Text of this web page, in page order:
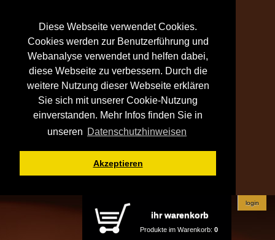
Diese Webseite verwendet Cookies.
Cookies werden zur Benutzerführung und
Webanalyse verwendet und helfen dabei,
diese Webseite zu verbessern. Durch die
weitere Nutzung dieser Webseite erklären
Sie sich mit unserer Cookie-Nutzung
einverstanden. Mehr Infos finden Sie in
unseren Datenschutzhinweisen
Akzeptieren
ihr warenkorb
Produkte im Warenkorb: 0
login